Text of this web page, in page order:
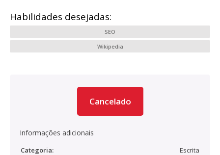
Habilidades desejadas:
SEO
Wikipedia
Cancelado
Informações adicionais
Categoria:
Escrita